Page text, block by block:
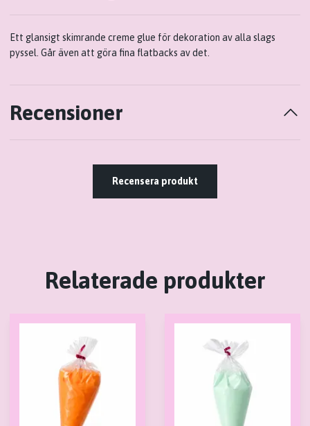
Ett glansigt skimrande creme glue för dekoration av alla slags
pyssel. Går även att göra fina flatbacks av det.
Recensioner
Recensera produkt
Relaterade produkter